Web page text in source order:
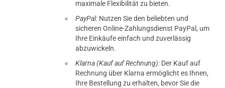
maximale Flexibilität zu bieten.
PayPal: Nutzen Sie den beliebten und
sicheren Online-Zahlungsdienst PayPal, um
Ihre Einkäufe einfach und zuverlässig
abzuwickeln.
Klarna (Kauf auf Rechnung): Der Kauf auf
Rechnung über Klarna ermöglicht es Ihnen,
Ihre Bestellung zu erhalten, bevor Sie die